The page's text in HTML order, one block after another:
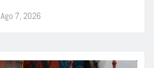
Ago 7, 2026